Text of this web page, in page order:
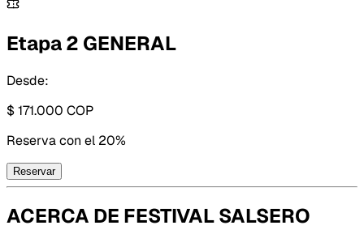
Etapa 2 GENERAL
Desde:
$ 171.000 COP
Reserva con el 20%
Reservar
ACERCA DE FESTIVAL SALSERO